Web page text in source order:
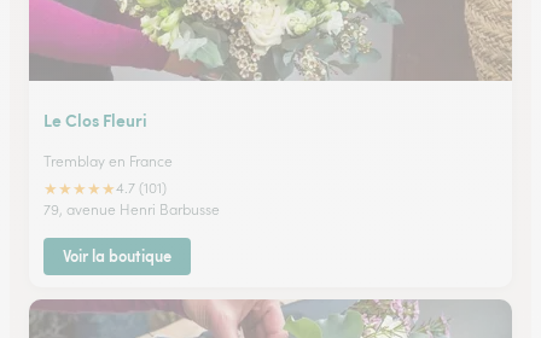
Le Clos Fleuri
Tremblay en France
★★★★★4.7 (101)
79, avenue Henri Barbusse
Voir la boutique